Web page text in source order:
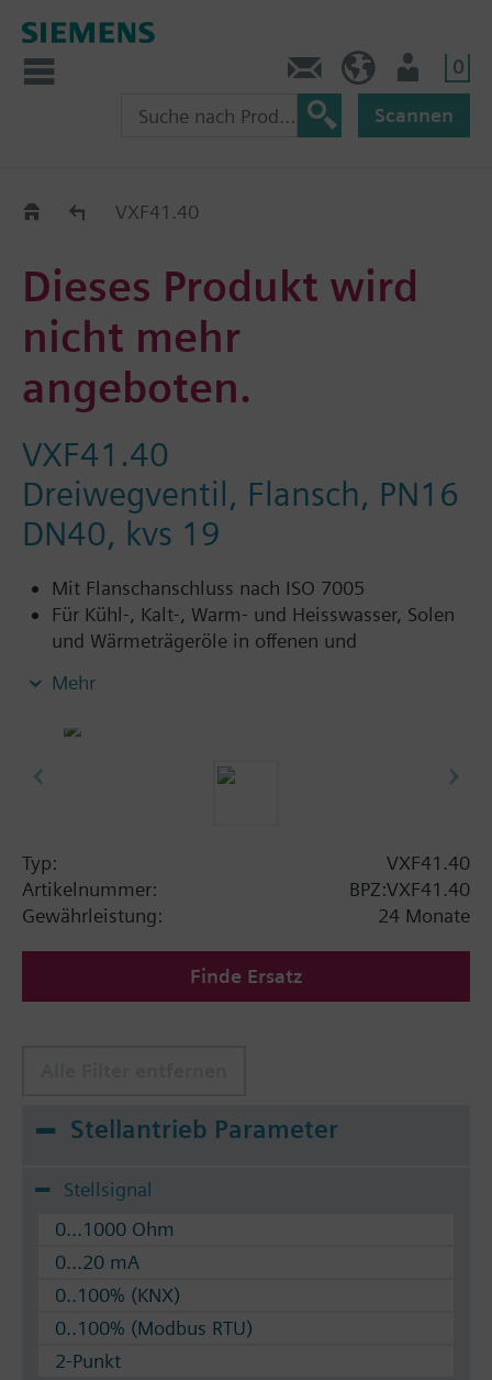
0
Scannen
Old2NewVXF41.40
Dieses Produkt wird
nicht mehr
angeboten.
VXF41.40
Dreiwegventil, Flansch, PN16
DN40, kvs 19
Mit Flanschanschluss nach ISO 7005
Für Kühl-, Kalt-, Warm- und Heisswasser, Solen
und Wärmeträgeröle in offenen und
VXF41…4: Stopfbuchse mit PTFE Manschettte
für Temperaturen bis 180 °C
Verfügbar bis Sommer 2011, anschliessend
Dreiwegventile VXF43.., bzw. VXF53.. bestellen.
Mehr
Typ:
VXF41.40
Artikelnummer:
BPZ:VXF41.40
Gewährleistung:
24 Monate
Finde Ersatz
Stellantrieb Parameter
Stellsignal
0...1000 Ohm
0...20 mA
0..100% (KNX)
0..100% (Modbus RTU)
2-Punkt